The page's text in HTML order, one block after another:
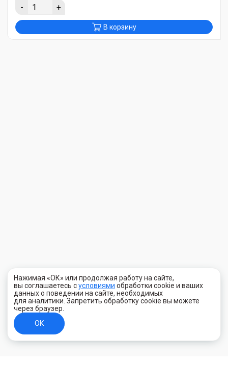
- +
В корзину
Нажимая «ОК» или продолжая работу на сайте,
вы соглашаетесь сусловиями обработки cookie и ваших
данных о поведении на сайте, необходимых
для аналитики. Запретить обработку cookie вы можете
через браузер.
ОК